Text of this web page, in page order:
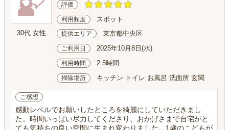
30代 女性
評価
利用頻度 スポット
提供エリア 東京都中央区
ご利用日 2025年10月8日(水)
利用時間 2.5時間
掃除場所 キッチン トイレ お風呂 洗面所 玄関
ご感想
感動レベルでお願いしたところを綺麗にしていただきまし
た。時間いっぱい尽力してくださり、おかげさまで自宅がと
ても気持ちの良い空間に生まれ変わりました。1歳のこどもが